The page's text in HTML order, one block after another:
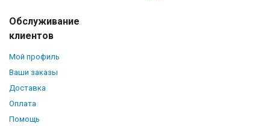
Обслуживание
клиентов
Мой профиль
Ваши заказы
Доставка
Оплата
Помощь